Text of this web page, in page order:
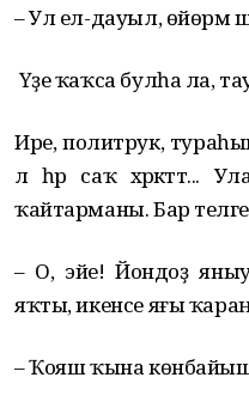
– Ул ел-дауыл, өйөрмә
Үҙе ҡаҡса булһа ла,
Ире, политрук,
лә һәр саҡ хәрәкәттә...
ҡайтарманы. Бар
– О, эйе! Йондоҙ
яҡты, икенсе яғы
– Ҡояш ҡына